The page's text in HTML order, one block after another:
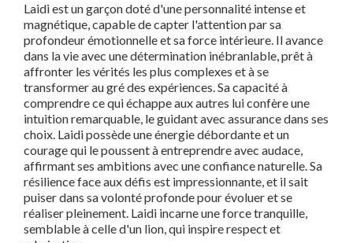
Laidi est un garçon doté d'une personnalité intense et
magnétique, capable de capter l'attention par sa
profondeur émotionnelle et sa force intérieure. Il avance
dans la vie avec une détermination inébranlable, prêt à
affronter les vérités les plus complexes et à se
transformer au gré des expériences. Sa capacité à
comprendre ce qui échappe aux autres lui confère une
intuition remarquable, le guidant avec assurance dans ses
choix. Laidi possède une énergie débordante et un
courage qui le poussent à entreprendre avec audace,
affirmant ses ambitions avec une confiance naturelle. Sa
résilience face aux défis est impressionnante, et il sait
puiser dans sa volonté profonde pour évoluer et se
réaliser pleinement. Laidi incarne une force tranquille,
semblable à celle d'un lion, qui inspire respect et